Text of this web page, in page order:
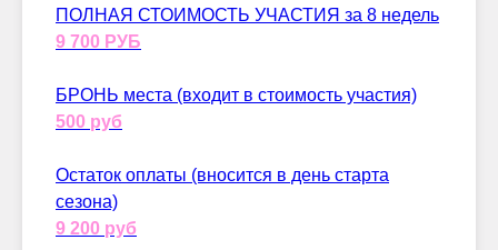
ПОЛНАЯ СТОИМОСТЬ УЧАСТИЯ за 8 недель
9 700 РУБ
БРОНЬ места (входит в стоимость участия)
500 руб
Остаток оплаты (вносится в день старта
сезона)
9 200 руб